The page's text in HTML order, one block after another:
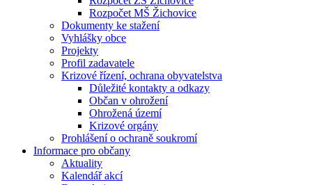
Rozpočet MŠ Žichovice
Dokumenty ke stažení
Vyhlášky obce
Projekty
Profil zadavatele
Krizové řízení, ochrana obyvatelstva
Důležité kontakty a odkazy
Občan v ohrožení
Ohrožená území
Krizové orgány
Prohlášení o ochraně soukromí
Informace pro občany
Aktuality
Kalendář akcí